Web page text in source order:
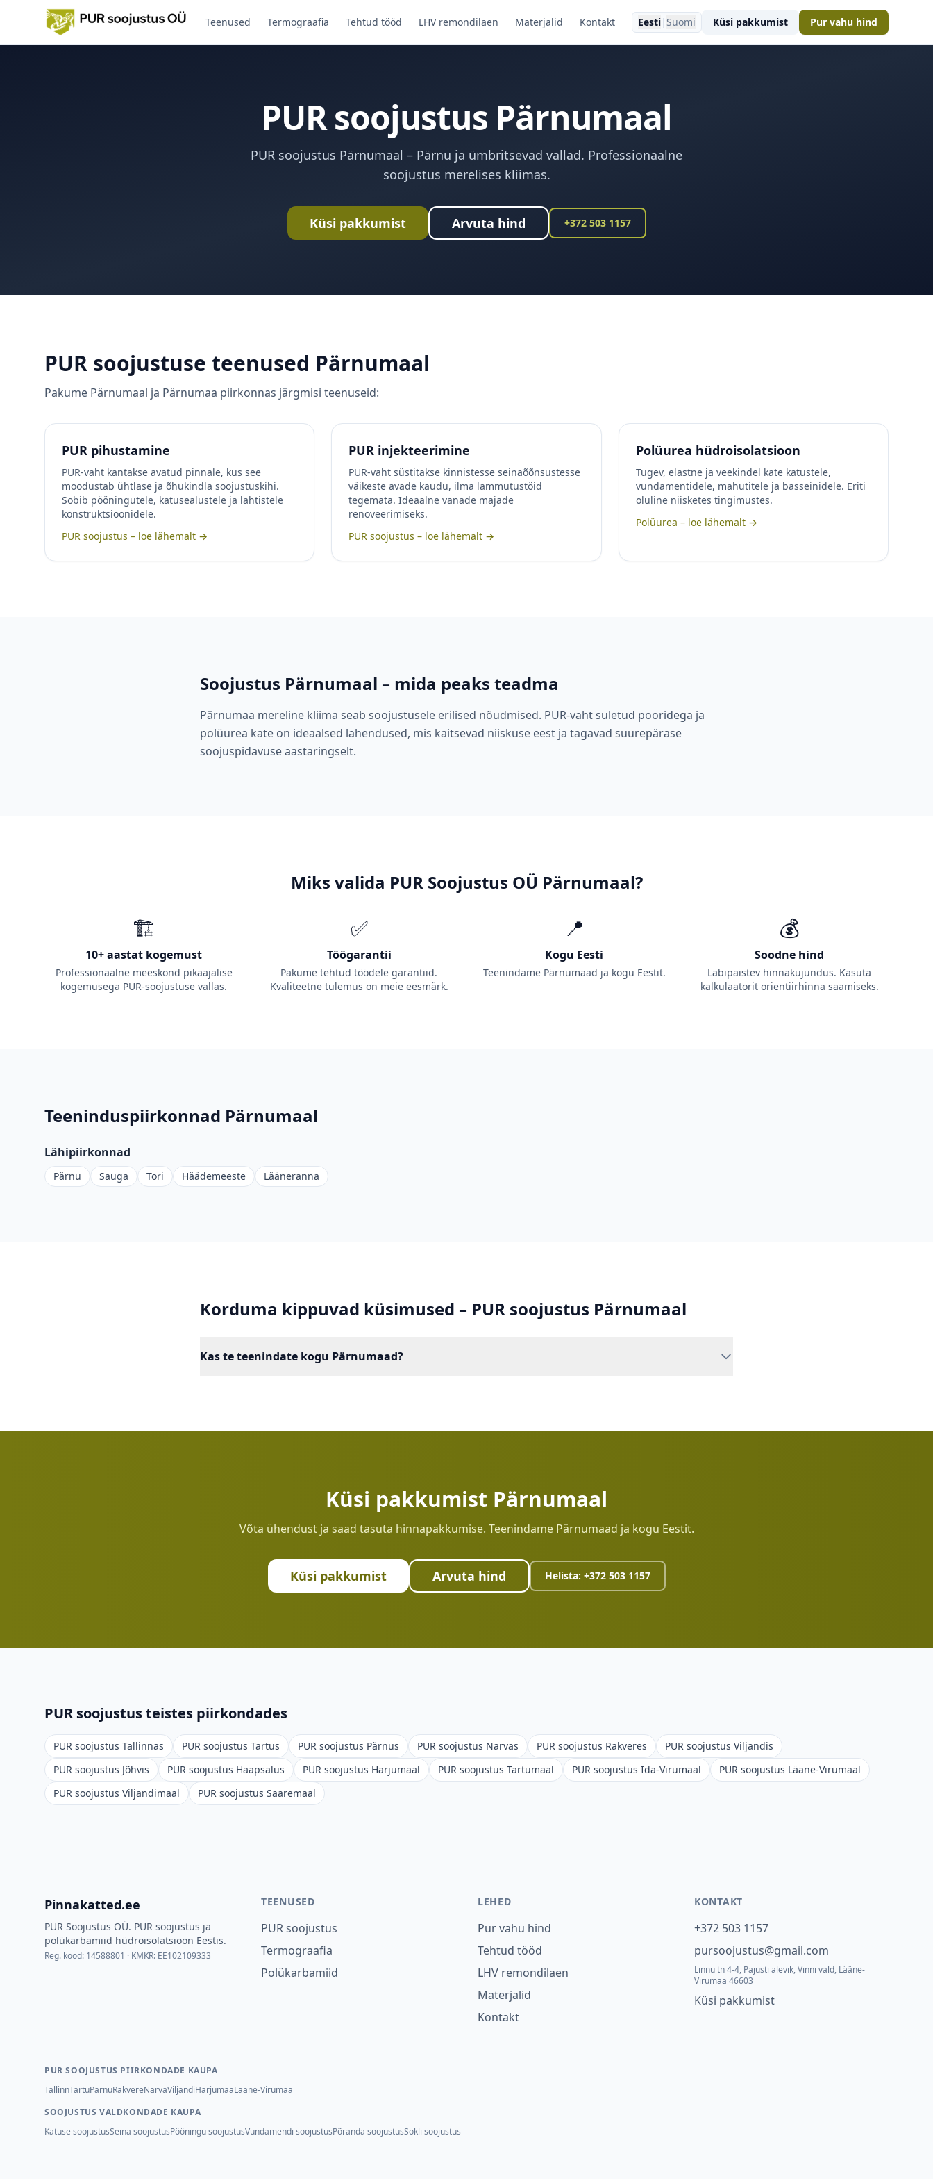
Teenused Termograafia Tehtud tööd LHV remondilaen Materjalid Kontakt Eesti| Suomi Küsi pakkumist Pur vahu hind
PUR soojustus Pärnumaal
PUR soojustus Pärnumaal – Pärnu ja ümbritsevad vallad. Professionaalne
soojustus merelises kliimas.
Küsi pakkumist Arvuta hind +372 503 1157
PUR soojustuse teenused Pärnumaal
Pakume Pärnumaal ja Pärnumaa piirkonnas järgmisi teenuseid:
PUR pihustamine
PUR-vaht kantakse avatud pinnale, kus see
moodustab ühtlase ja õhukindla soojustuskihi.
Sobib pööningutele, katusealustele ja lahtistele
konstruktsioonidele.
PUR soojustus – loe lähemalt →
PUR injekteerimine
PUR-vaht süstitakse kinnistesse seinaõõnsustesse
väikeste avade kaudu, ilma lammutustöid
tegemata. Ideaalne vanade majade
renoveerimiseks.
PUR soojustus – loe lähemalt →
Polüurea hüdroisolatsioon
Tugev, elastne ja veekindel kate katustele,
vundamentidele, mahutitele ja basseinidele. Eriti
oluline niisketes tingimustes.
Polüurea – loe lähemalt →
Soojustus Pärnumaal – mida peaks teadma
Pärnumaa mereline kliima seab soojustusele erilised nõudmised. PUR-vaht suletud pooridega ja
polüurea kate on ideaalsed lahendused, mis kaitsevad niiskuse eest ja tagavad suurepärase
soojuspidavuse aastaringselt.
Miks valida PUR Soojustus OÜ Pärnumaal?
🏗️
10+ aastat kogemust
Professionaalne meeskond pikaajalise
kogemusega PUR-soojustuse vallas.
✅
Töögarantii
Pakume tehtud töödele garantiid.
Kvaliteetne tulemus on meie eesmärk.
📍
Kogu Eesti
Teenindame Pärnumaad ja kogu Eestit.
💰
Soodne hind
Läbipaistev hinnakujundus. Kasuta
kalkulaatorit orientiirhinna saamiseks.
Teeninduspiirkonnad Pärnumaal
Lähipiirkonnad
Pärnu Sauga Tori Häädemeeste Lääneranna
Korduma kippuvad küsimused – PUR soojustus Pärnumaal
Kas te teenindate kogu Pärnumaad?
Küsi pakkumist Pärnumaal
Võta ühendust ja saad tasuta hinnapakkumise. Teenindame Pärnumaad ja kogu Eestit.
Küsi pakkumist Arvuta hind Helista: +372 503 1157
PUR soojustus teistes piirkondades
PUR soojustus Tallinnas PUR soojustus Tartus PUR soojustus Pärnus PUR soojustus Narvas PUR soojustus Rakveres PUR soojustus Viljandis
PUR soojustus Jõhvis PUR soojustus Haapsalus PUR soojustus Harjumaal PUR soojustus Tartumaal PUR soojustus Ida-Virumaal PUR soojustus Lääne-Virumaal
PUR soojustus Viljandimaal PUR soojustus Saaremaal
Pinnakatted.ee
PUR Soojustus OÜ. PUR soojustus ja
polükarbamiid hüdroisolatsioon Eestis.
Reg. kood: 14588801 · KMKR: EE102109333
TEENUSED
PUR soojustus
Termograafia
Polükarbamiid
LEHED
Pur vahu hind
Tehtud tööd
LHV remondilaen
Materjalid
Kontakt
KONTAKT
+372 503 1157
pursoojustus@gmail.com
Linnu tn 4-4, Pajusti alevik, Vinni vald, Lääne-
Virumaa 46603
Küsi pakkumist
PUR SOOJUSTUS PIIRKONDADE KAUPA
TallinnTartuPärnuRakvereNarvaViljandiHarjumaaLääne-Virumaa
SOOJUSTUS VALDKONDADE KAUPA
Katuse soojustusSeina soojustusPööningu soojustusVundamendi soojustusPõranda soojustusSokli soojustus